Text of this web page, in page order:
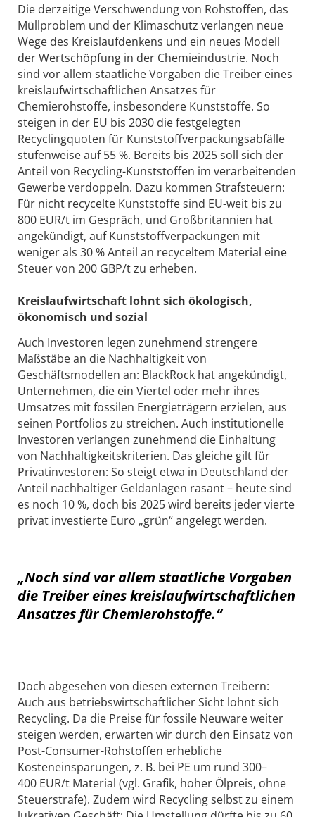
Die derzeitige Verschwendung von Rohstoffen, das
Müllproblem und der Klimaschutz verlangen neue
Wege des Kreislaufdenkens und ein neues Modell
der Wertschöpfung in der Chemieindustrie. Noch
sind vor allem staatliche Vorgaben die Treiber eines
kreislaufwirtschaftlichen Ansatzes für
Chemierohstoffe, insbesondere Kunststoffe. So
steigen in der EU bis 2030 die festgelegten
Recyclingquoten für Kunststoffverpackungsabfälle
stufenweise auf 55 %. Bereits bis 2025 soll sich der
Anteil von Recycling-Kunststoffen im verarbeitenden
Gewerbe verdoppeln. Dazu kommen Strafsteuern:
Für nicht recycelte Kunststoffe sind EU-weit bis zu
800 EUR/t im Gespräch, und Großbritannien hat
angekündigt, auf Kunststoffverpackungen mit
weniger als 30 % Anteil an recyceltem Material eine
Steuer von 200 GBP/t zu erheben.
Kreislaufwirtschaft lohnt sich ökologisch,
ökonomisch und sozial
Auch Investoren legen zunehmend strengere
Maßstäbe an die Nachhaltigkeit von
Geschäftsmodellen an: BlackRock hat angekündigt,
Unternehmen, die ein Viertel oder mehr ihres
Umsatzes mit fossilen Energieträgern erzielen, aus
seinen Portfolios zu streichen. Auch institutionelle
Investoren verlangen zunehmend die Einhaltung
von Nachhaltigkeitskriterien. Das gleiche gilt für
Privatinvestoren: So steigt etwa in Deutschland der
Anteil nachhaltiger Geldanlagen rasant – heute sind
es noch 10 %, doch bis 2025 wird bereits jeder vierte
privat investierte Euro „grün“ angelegt werden.
„Noch sind vor allem staatliche Vorgaben
die Treiber eines kreislaufwirtschaftlichen
Ansatzes für Chemierohstoffe.“
Doch abgesehen von diesen externen Treibern:
Auch aus betriebswirtschaftlicher Sicht lohnt sich
Recycling. Da die Preise für fossile Neuware weiter
steigen werden, erwarten wir durch den Einsatz von
Post-Consumer-Rohstoffen erhebliche
Kosteneinsparungen, z. B. bei PE um rund 300–
400 EUR/t Material (vgl. Grafik, hoher Ölpreis, ohne
Steuerstrafe). Zudem wird Recycling selbst zu einem